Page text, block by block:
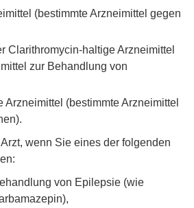
(bestimmte Arzneimittel gegen
Clarithromycin-haltige Arzneimittel
zur Behandlung von
Arzneimittel (bestimmte Arzneimittel
wenn Sie eines der folgenden
von Epilepsie (wie